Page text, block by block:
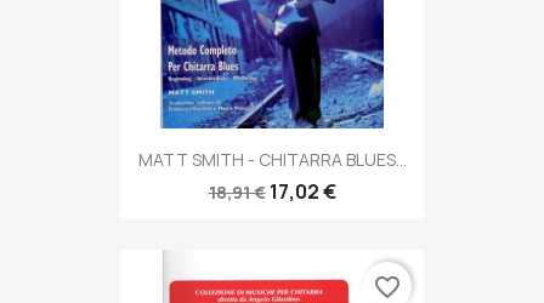
MATT SMITH - CHITARRA BLUES...
18,91 € 17,02 €
favorite_border